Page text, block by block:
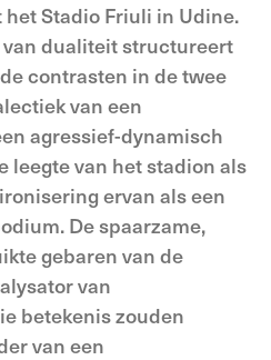
Stadio Friuli in Udine.
dualiteit structureert
contrasten in de twee
van een
agressief-dynamisch
leegte van het stadion als
ervan als een
De spaarzame,
gebaren van de
van
betekenis zouden
van een